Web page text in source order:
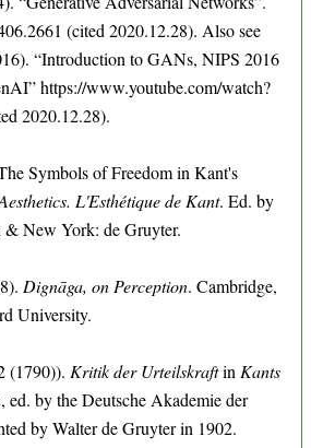
(cited 2020.12.28). Also see
“Introduction to GANs, NIPS 2016
https://www.youtube.com/watch?
2020.12.28).
Symbols of Freedom in Kant's
L'Esthétique de Kant. Ed. by
& New York: de Gruyter.
Dignāga, on Perception. Cambridge,
University.
(1790)). Kritik der Urteilskraftin Kants
, ed. by the Deutsche Akademie der
by Walter de Gruyter in 1902.